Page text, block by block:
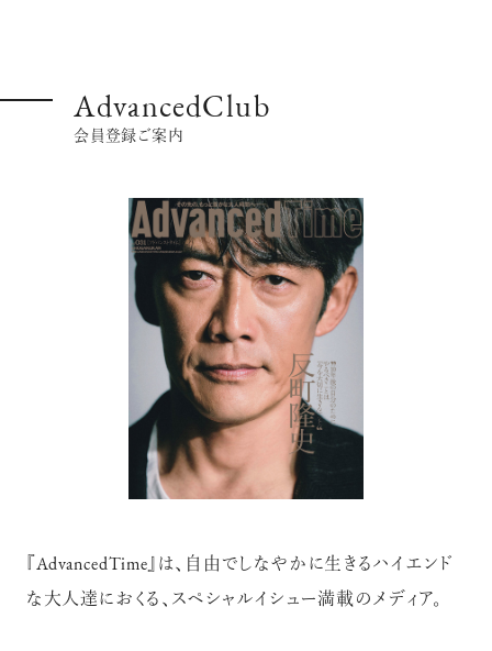
【フィリップス オークション】映画界
の巨匠のアイデアから生まれた時計
が17億円で落札！！
禁断の不倫が夫婦の純愛をあぶり
出す“振りきったな”と感じた現代版・
谷崎映画『鍵』。愛は嫉妬を越えるの
か？
AdvancedClub
会員登録ご案内
『AdvancedTime』は、自由でしなやかに生きるハイエンド
な大人達におくる、スペシャルイシュー満載のメディア。